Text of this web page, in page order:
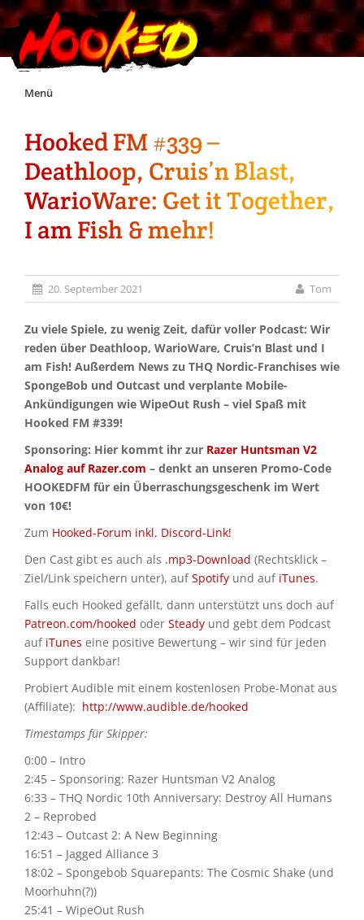
Skip
Menü
Unterstützt Hooked!
Exklusiv für Supporter*innen
Impressum
Jobs
Discord
Hooked FM #339 –
Deathloop, Cruis’n Blast,
WarioWare: Get it Together,
I am Fish & mehr!
20. September 2021 Tom
Zu viele Spiele, zu wenig Zeit, dafür voller Podcast: Wir
reden über Deathloop, WarioWare, Cruis’n Blast und I
am Fish! Außerdem News zu THQ Nordic-Franchises wie
SpongeBob und Outcast und verplante Mobile-
Ankündigungen wie WipeOut Rush – viel Spaß mit
Hooked FM #339!
Sponsoring: Hier kommt ihr zur Razer Huntsman V2
Analog auf Razer.com – denkt an unseren Promo-Code
HOOKEDFM für ein Überraschungsgeschenk im Wert
von 10€!
Zum Hooked-Forum inkl. Discord-Link!
Den Cast gibt es auch als .mp3-Download (Rechtsklick –
Ziel/Link speichern unter), aufSpotify und auf iTunes.
Falls euch Hooked gefällt, dann unterstützt uns doch auf
Patreon.com/hooked oder Steady und gebt dem Podcast
auf iTunes eine positive Bewertung – wir sind für jeden
Support dankbar!
Probiert Audible mit einem kostenlosen Probe-Monat aus
(Affiliate): http://www.audible.de/hooked
Timestamps für Skipper:
0:00 – Intro
2:45 – Sponsoring: Razer Huntsman V2 Analog
6:33 – THQ Nordic 10th Anniversary: Destroy All Humans
2 – Reprobed
12:43 – Outcast 2: A New Beginning
16:51 – Jagged Alliance 3
18:02 – Spongebob Squarepants: The Cosmic Shake (und
Moorhuhn(?))
25:41 – WipeOut Rush